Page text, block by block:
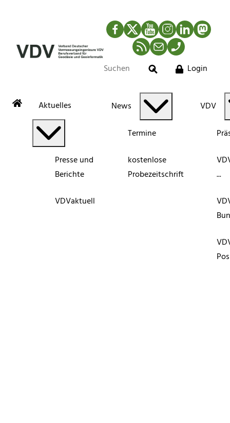
Facebook
TwitterYouTubeInstagram
LinkedIn
RSS-Newsfeed
MailTelefon
Suche
Login
Aktuelles
Presse und
Berichte
VDVaktuell
News
Termine
kostenlose
Probezeitschrift
VDV
...